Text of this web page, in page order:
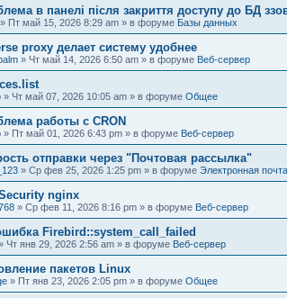
в панелі після закриття доступу до БД
» Пт май 15, 2026 8:29 am » в форуме Базы данных
proxy делает систему удобнее
» Чт май 14, 2026 6:50 am » в форуме Веб-сервер
» Чт май 07, 2026 10:05 am » в форуме Общее
работы с CRON
» Пт май 01, 2026 6:43 pm » в форуме Веб-сервер
отправки через "Почтовая рассылка"
» Ср фев 25, 2026 1:25 pm » в форуме Электронная почта
nginx
» Ср фев 11, 2026 8:16 pm » в форуме Веб-сервер
Firebird::system_call_failed
Чт янв 29, 2026 2:56 am » в форуме Веб-сервер
пакетов Linux
» Пт янв 23, 2026 2:05 pm » в форуме Общее